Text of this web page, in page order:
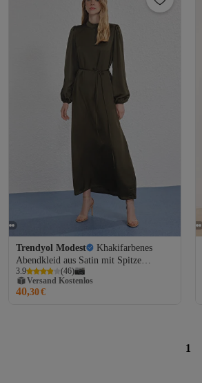
Trendyol Modest
Khakifarbenes
Abendkleid aus Satin mit Spitze
TCTSS25EB00136
3.9 (46)
Versand Kostenlos
Gratis Versand
Versand Kostenlos
40,30€
1